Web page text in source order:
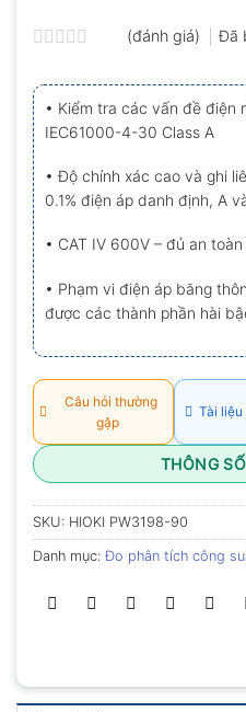
xếp
hạng
0.0
5
sao
(đánh giá) Đã
• Kiểm tra các vấn đề điện
IEC61000-4-30 Class A
• Độ chính xác cao và ghi
0.1% điện áp danh định, A
• CAT IV 600V – đủ an
• Phạm vi điện áp băng
được các thành phần hài
Câu hỏi thường
gặp
Tài liệu
THÔNG
SKU: HIOKI PW3198-90
Danh mục:Đo phân tích công